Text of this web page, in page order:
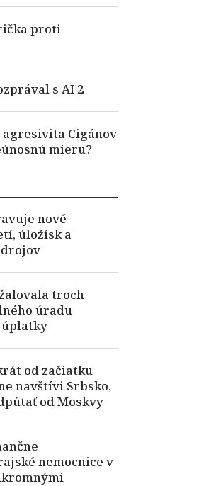
proti
s AI 2
agresivita Cigánov
mieru?
nové
úložísk a
troch
úradu
od začiatku
navštívi Srbsko,
od Moskvy
nemocnice v